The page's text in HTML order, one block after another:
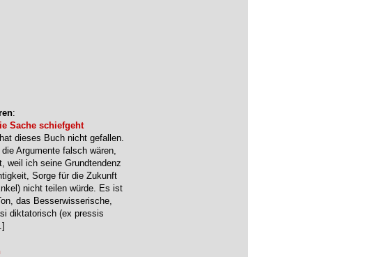
:
Sache schiefgeht
dieses Buch nicht gefallen.
Argumente falsch wären,
weil ich seine Grundtendenz
Sorge für die Zukunft
nicht teilen würde. Es ist
das Besserwisserische,
diktatorisch (ex pressis